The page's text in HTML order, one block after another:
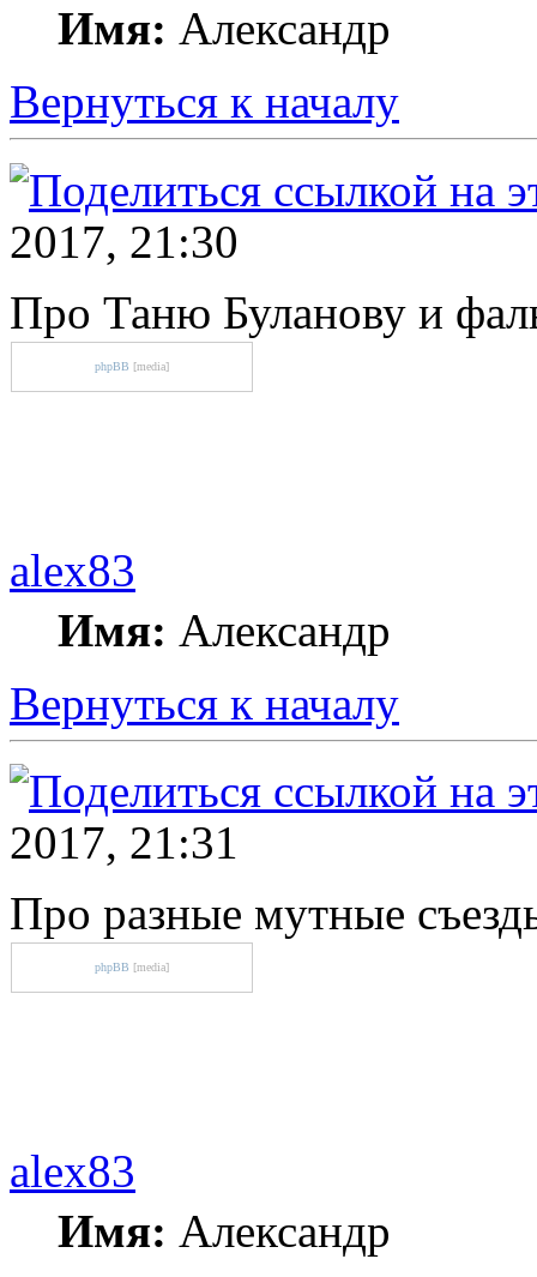
Имя: Александр
Вернуться к началу
2017, 21:30
Про Таню Буланову и
phpBB [media]
alex83
Имя: Александр
Вернуться к началу
2017, 21:31
Про разные мутные
phpBB [media]
alex83
Имя: Александр